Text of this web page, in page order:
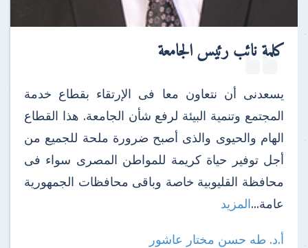
كلمة نائب رئيس الجامعة
يسعدنى أن نتعاون معا فى الإرتقاء بقطاع خدمة
المجتمع وتنمية البيئة لرفع شأن الجامعة. هذا القطاع
الهام والحيوى والذى أصبح ضرورة ملحة للجميع من
أجل توفير حياة كريمة للمواطن المصرى سواء فى
محافظة القليوبية خاصة وباقى محافظات الجمهورية
عامة...المزيد
أ.د. طه حسن مختار عاشور